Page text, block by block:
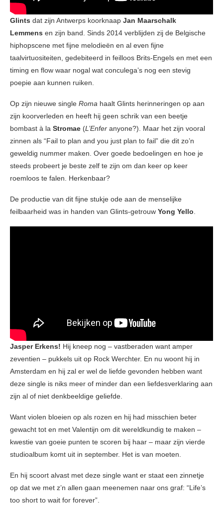
Glints dat zijn Antwerps koorknaap Jan Maarschalk
Lemmens en zijn band. Sinds 2014 verblijden zij de Belgische
hiphopscene met fijne melodieën en al even fijne
taalvirtuositeiten, gedebiteerd in feilloos Brits-Engels en met een
timing en flow waar nogal wat conculega’s nog een stevig
poepie aan kunnen ruiken.
Op zijn nieuwe single Roma haalt Glints herinneringen op aan
zijn koorverleden en heeft hij geen schrik van een beetje
bombast à la Stromae (L’Enfer anyone?). Maar het zijn vooral
zinnen als “Fail to plan and you just plan to fail” die dit zo’n
geweldig nummer maken. Over goede bedoelingen en hoe je
steeds probeert je beste zelf te zijn om dan keer op keer
roemloos te falen. Herkenbaar?
De productie van dit fijne stukje ode aan de menselijke
feilbaarheid was in handen van Glints-getrouw Yong Yello
Jasper Erkens! Hij kneep nog – vastberaden want amper
zeventien – pukkels uit op Rock Werchter. En nu woont hij in
Amsterdam en hij zal er wel de liefde gevonden hebben want
deze single is niks meer of minder dan een liefdesverklaring aan
zijn al of niet denkbeeldige geliefde.
Want violen bloeien op als rozen en hij had misschien beter
gewacht tot en met Valentijn om dit wereldkundig te maken –
kwestie van goeie punten te scoren bij haar – maar zijn vierde
studioalbum komt uit in september. Het is van moeten.
En hij scoort alvast met deze single want er staat een zinnetje
op dat we met z’n allen gaan meenemen naar ons graf: “Life’s
too short to wait for forever”.